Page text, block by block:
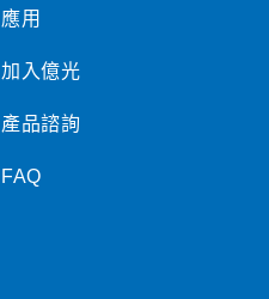
應用
加入億光
產品諮詢
FAQ